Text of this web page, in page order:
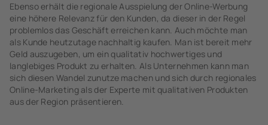
Ebenso erhält die regionale Ausspielung der Online-Werbung
eine höhere Relevanz für den Kunden, da dieser in der Regel
problemlos das Geschäft erreichen kann. Auch möchte man
als Kunde heutzutage nachhaltig kaufen. Man ist bereit mehr
Geld auszugeben, um ein qualitativ hochwertiges und
langlebiges Produkt zu erhalten. Als Unternehmen kann man
sich diesen Wandel zunutze machen und sich durch regionales
Online-Marketing als der Experte mit qualitativen Produkten
aus der Region präsentieren.